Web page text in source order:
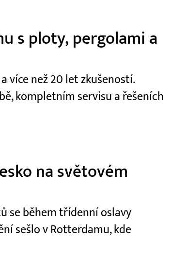
s ploty, pergolami a
více než 20 let zkušeností.
kompletním servisu a řešeních
na světovém
se během třídenní oslavy
sešlo v Rotterdamu, kde